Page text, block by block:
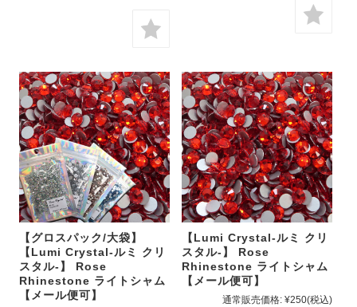
【グロスパック/大袋】
【Lumi Crystal-ルミ クリ
スタル-】 Rose
Rhinestone ライトシャム
【メール便可】
【Lumi Crystal-ルミ クリ
スタル-】 Rose
Rhinestone ライトシャム
【メール便可】
通常販売価格: ¥250(税込)